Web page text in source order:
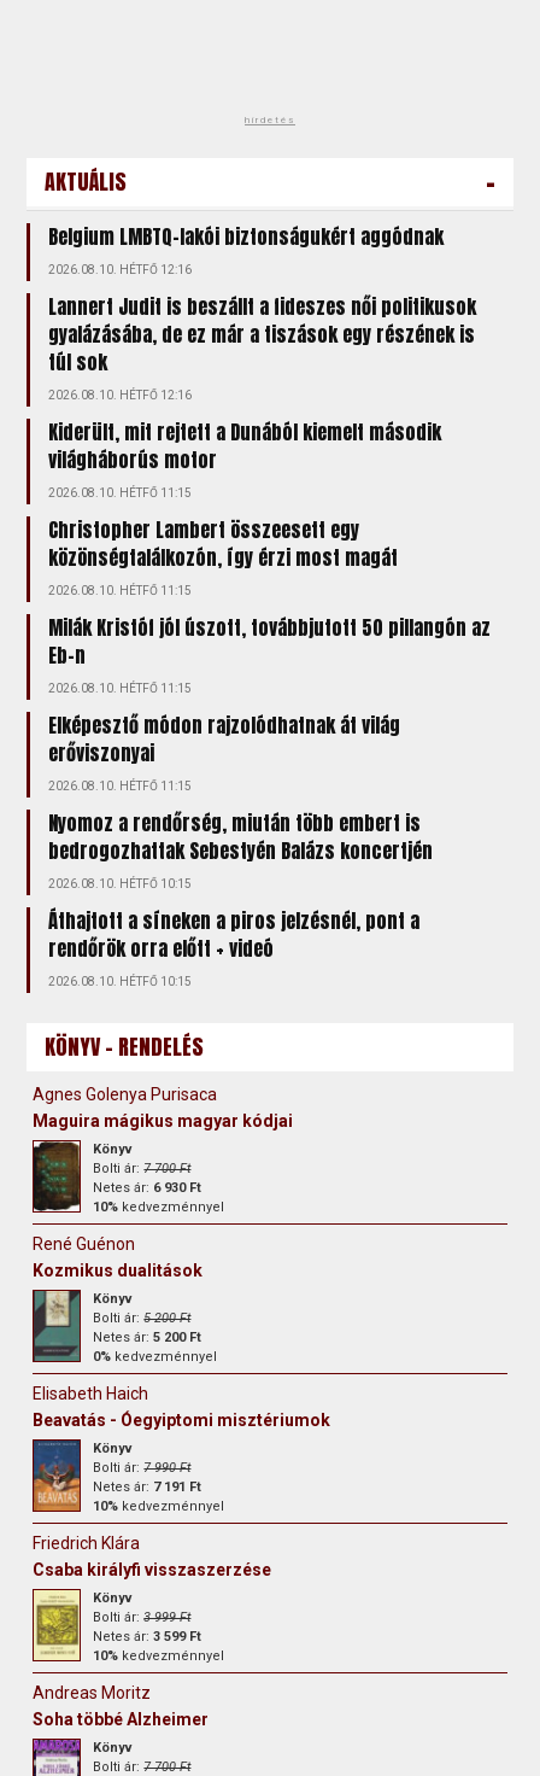
hirdetés
AKTUÁLIS -
Belgium LMBTQ-lakói biztonságukért aggódnak
2026.08.10. HÉTFŐ 12:16
Lannert Judit is beszállt a fideszes női politikusok
gyalázásába, de ez már a tiszások egy részének is
túl sok
2026.08.10. HÉTFŐ 12:16
Kiderült, mit rejtett a Dunából kiemelt második
világháborús motor
2026.08.10. HÉTFŐ 11:15
Christopher Lambert összeesett egy
közönségtalálkozón, így érzi most magát
2026.08.10. HÉTFŐ 11:15
Milák Kristóf jól úszott, továbbjutott 50 pillangón az
Eb-n
2026.08.10. HÉTFŐ 11:15
Elképesztő módon rajzolódhatnak át világ
erőviszonyai
2026.08.10. HÉTFŐ 11:15
Nyomoz a rendőrség, miután több embert is
bedrogozhattak Sebestyén Balázs koncertjén
2026.08.10. HÉTFŐ 10:15
Áthajtott a síneken a piros jelzésnél, pont a
rendőrök orra előtt + videó
2026.08.10. HÉTFŐ 10:15
KÖNYV - RENDELÉS
Agnes Golenya Purisaca
Maguira mágikus magyar kódjai
Könyv
Bolti ár:7 700 Ft
Netes ár: 6 930 Ft
10% kedvezménnyel
René Guénon
Kozmikus dualitások
Könyv
Bolti ár:5 200 Ft
Netes ár:5 200 Ft
0% kedvezménnyel
Elisabeth Haich
Beavatás - Óegyiptomi misztériumok
Könyv
Bolti ár:7 990 Ft
Netes ár: 7 191 Ft
10% kedvezménnyel
Friedrich Klára
Csaba királyfi visszaszerzése
Könyv
Bolti ár:3 999 Ft
Netes ár:3 599 Ft
10% kedvezménnyel
Andreas Moritz
Soha többé Alzheimer
Könyv
Bolti ár:7 700 Ft